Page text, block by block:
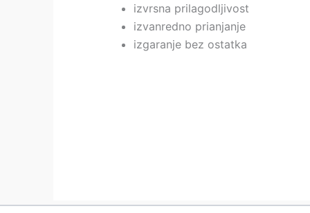
izvrsna prilagodljivost
izvanredno prianjanje
izgaranje bez ostatka